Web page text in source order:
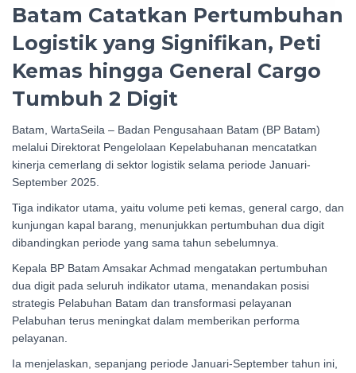
Batam Catatkan Pertumbuhan
Logistik yang Signifikan, Peti
Kemas hingga General Cargo
Tumbuh 2 Digit
Batam, WartaSeila – Badan Pengusahaan Batam (BP Batam)
melalui Direktorat Pengelolaan Kepelabuhanan mencatatkan
kinerja cemerlang di sektor logistik selama periode Januari-
September 2025.
Tiga indikator utama, yaitu volume peti kemas, general cargo, dan
kunjungan kapal barang, menunjukkan pertumbuhan dua digit
dibandingkan periode yang sama tahun sebelumnya.
Kepala BP Batam Amsakar Achmad mengatakan pertumbuhan
dua digit pada seluruh indikator utama, menandakan posisi
strategis Pelabuhan Batam dan transformasi pelayanan
Pelabuhan terus meningkat dalam memberikan performa
pelayanan.
Ia menjelaskan, sepanjang periode Januari-September tahun ini,